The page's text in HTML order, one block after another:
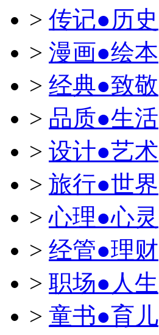
> 传记●历史
> 漫画●绘本
> 经典●致敬
> 品质●生活
> 设计●艺术
> 旅行●世界
>心理●心灵
> 经管●理财
> 职场●人生
> 童书●育儿